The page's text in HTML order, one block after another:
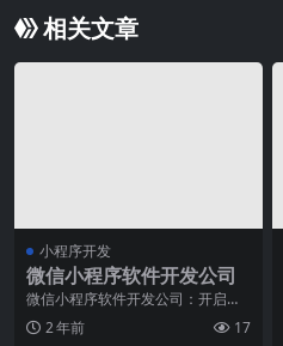
相关文章
小程序开发
微信小程序软件开发公司
微信小程序软件开发公司：开启智
能商业新时代随着移动互联网的蓬
勃发展，微信小程序成
2 年前 17